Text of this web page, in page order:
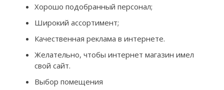
Хорошо подобранный персонал;
Широкий ассортимент;
Качественная реклама в интернете.
Желательно, чтобы интернет магазин имел
свой сайт.
Выбор помещения